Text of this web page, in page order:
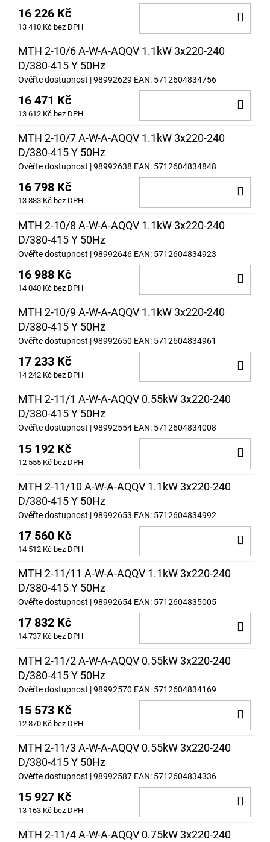
16 226 Kč
13 410 Kč bez DPH
MTH 2-10/6 A-W-A-AQQV 1.1kW 3x220-240
D/380-415 Y 50Hz
Ověřte dostupnost | 98992629 EAN: 5712604834756
16 471 Kč
13 612 Kč bez DPH
MTH 2-10/7 A-W-A-AQQV 1.1kW 3x220-240
D/380-415 Y 50Hz
Ověřte dostupnost | 98992638 EAN: 5712604834848
16 798 Kč
13 883 Kč bez DPH
MTH 2-10/8 A-W-A-AQQV 1.1kW 3x220-240
D/380-415 Y 50Hz
Ověřte dostupnost | 98992646 EAN: 5712604834923
16 988 Kč
14 040 Kč bez DPH
MTH 2-10/9 A-W-A-AQQV 1.1kW 3x220-240
D/380-415 Y 50Hz
Ověřte dostupnost | 98992650 EAN: 5712604834961
17 233 Kč
14 242 Kč bez DPH
MTH 2-11/1 A-W-A-AQQV 0.55kW 3x220-240
D/380-415 Y 50Hz
Ověřte dostupnost | 98992554 EAN: 5712604834008
15 192 Kč
12 555 Kč bez DPH
MTH 2-11/10 A-W-A-AQQV 1.1kW 3x220-240
D/380-415 Y 50Hz
Ověřte dostupnost | 98992653 EAN: 5712604834992
17 560 Kč
14 512 Kč bez DPH
MTH 2-11/11 A-W-A-AQQV 1.1kW 3x220-240
D/380-415 Y 50Hz
Ověřte dostupnost | 98992654 EAN: 5712604835005
17 832 Kč
14 737 Kč bez DPH
MTH 2-11/2 A-W-A-AQQV 0.55kW 3x220-240
D/380-415 Y 50Hz
Ověřte dostupnost | 98992570 EAN: 5712604834169
15 573 Kč
12 870 Kč bez DPH
MTH 2-11/3 A-W-A-AQQV 0.55kW 3x220-240
D/380-415 Y 50Hz
Ověřte dostupnost | 98992587 EAN: 5712604834336
15 927 Kč
13 163 Kč bez DPH
MTH 2-11/4 A-W-A-AQQV 0.75kW 3x220-240